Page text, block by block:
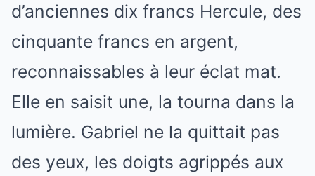
d’anciennes dix francs Hercule, des
cinquante francs en argent,
reconnaissables à leur éclat mat.
Elle en saisit une, la tourna dans la
lumière. Gabriel ne la quittait pas
des yeux, les doigts agrippés aux